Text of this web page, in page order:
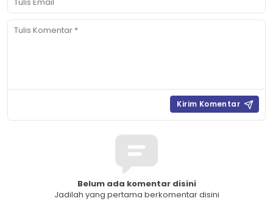
Belum ada komentar disini
Jadilah yang pertama berkomentar disini